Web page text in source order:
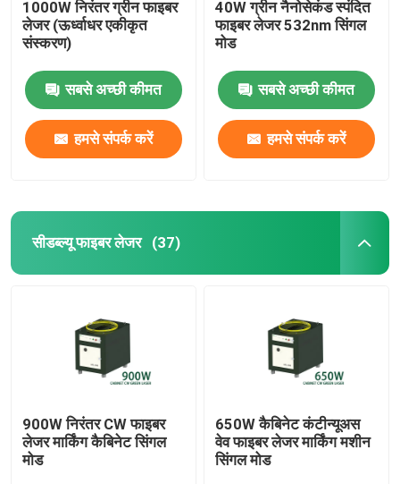
1000W निरंतर ग्रीन फाइबर
लेजर (ऊर्ध्वाधर एकीकृत
संस्करण)
सबसे अच्छी कीमत
हमसे संपर्क करें
40W ग्रीन नैनोसेकंड स्पंदित
फाइबर लेजर 532nm सिंगल
मोड
सबसे अच्छी कीमत
हमसे संपर्क करें
सीडब्ल्यू फाइबर लेजर (37)
900W निरंतर CW फाइबर
लेजर मार्किंग कैबिनेट सिंगल
मोड
650W कैबिनेट कंटीन्यूअस
वेव फाइबर लेजर मार्किंग मशीन
सिंगल मोड